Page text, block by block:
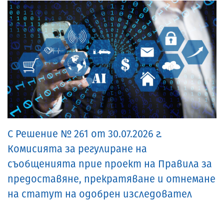
С Решение № 261 от 30.07.2026 г.
Комисията за регулиране на
съобщенията прие проект на Правила за
предоставяне, прекратяване и отнемане
на статут на одобрен изследовател